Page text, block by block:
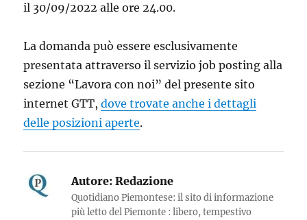
il 30/09/2022 alle ore 24.00.
La domanda può essere esclusivamente
presentata attraverso il servizio job posting alla
sezione “Lavora con noi” del presente sito
internet GTT,dove trovate anche i dettagli
delle posizioni aperte.
Autore: Redazione
Quotidiano Piemontese: il sito di informazione
più letto del Piemonte : libero, tempestivo